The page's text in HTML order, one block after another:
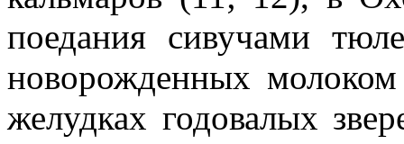
поедания сивучами
новорожденных
желудках годовалых